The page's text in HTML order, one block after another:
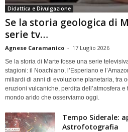
Didattica e Divulgazione
Se la storia geologica di
serie tv…
Agnese Caramanico - 17 Luglio 2026
Se la storia di Marte fosse una serie
stagioni: il Noachiano, l’Esperiano e
miliardi di anni di evoluzione planetaria, tra
eruzioni vulcaniche, perdita dell’atmosfera
mondo arido che osserviamo oggi.
Tempo Siderale:
Astrofotografia